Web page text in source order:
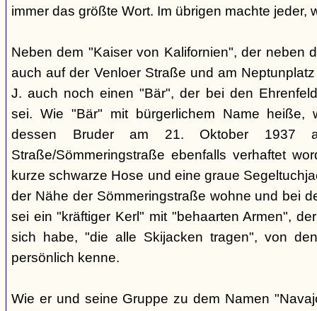
immer das größte Wort. Im übrigen machte jeder,
Neben dem "Kaiser von Kalifornien", der neben
auch auf der Venloer Straße und am
J. auch noch einen "Bär", der bei den
sei. Wie "Bär" mit bürgerlichem Name heiße,
dessen Bruder am 21. Oktober 1937
Straße/Sömmeringstraße ebenfalls verhaftet
kurze schwarze Hose und eine graue
der Nähe der Sömmeringstraße wohne und bei
sei ein "kräftiger Kerl" mit "behaarten Armen",
sich habe, "die alle Skijacken tragen", von
persönlich kenne.
Wie er und seine Gruppe zu dem Namen